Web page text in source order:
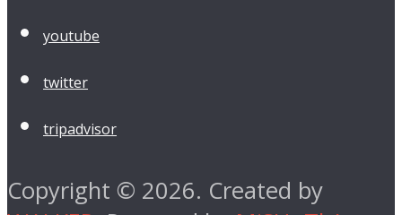
youtube
twitter
tripadvisor
Copyright © 2026. Created by